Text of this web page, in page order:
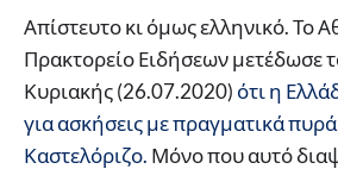
Απίστευτο κι όμως ελληνικό. Το
Πρακτορείο Ειδήσεων μετέδωσε
Κυριακής (26.07.2020) ότι η
για ασκήσεις με πραγματικά
Καστελόριζο. Μόνο που αυτό